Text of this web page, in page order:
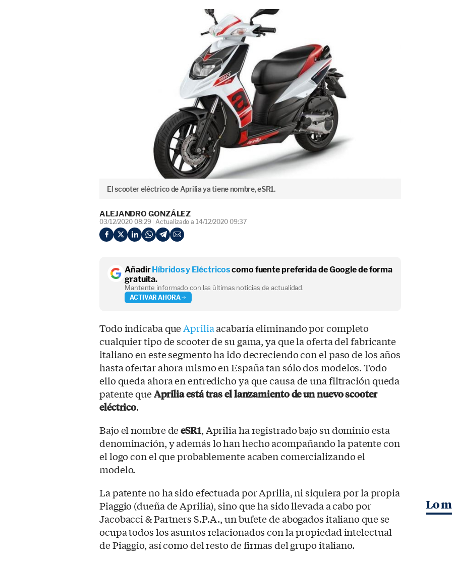
El scooter eléctrico de Aprilia ya tiene nombre, eSR1.
ALEJANDRO GONZÁLEZ
03/12/2020 08:29 Actualizado a 14/12/2020 09:37
AñadirHíbridos y Eléctricoscomo fuente preferida de Google de forma
gratuita.
Mantente informado con las últimas noticias de actualidad.
ACTIVAR AHORA
Todo indicaba queApriliaacabaría eliminando por completo
cualquier tipo de scooter de su gama, ya que la oferta del fabricante
italiano en este segmento ha ido decreciendo con el paso de los años
hasta ofertar ahora mismo en España tan sólo dos modelos. Todo
ello queda ahora en entredicho ya que causa de una filtración queda
patente queAprilia está tras el lanzamiento de un nuevo scooter
eléctrico.
Bajo el nombre deeSR1, Aprilia ha registrado bajo su dominio esta
denominación, y además lo han hecho acompañando la patente con
el logo con el que probablemente acaben comercializando el
modelo.
La patente no ha sido efectuada por Aprilia, ni siquiera por la propia
Piaggio (dueña de Aprilia), sino que ha sido llevada a cabo por
Jacobacci & Partners S.P.A., un bufete de abogados italiano que se
ocupa todos los asuntos relacionados con la propiedad intelectual
de Piaggio, así como del resto de firmas del grupo italiano.
Lo